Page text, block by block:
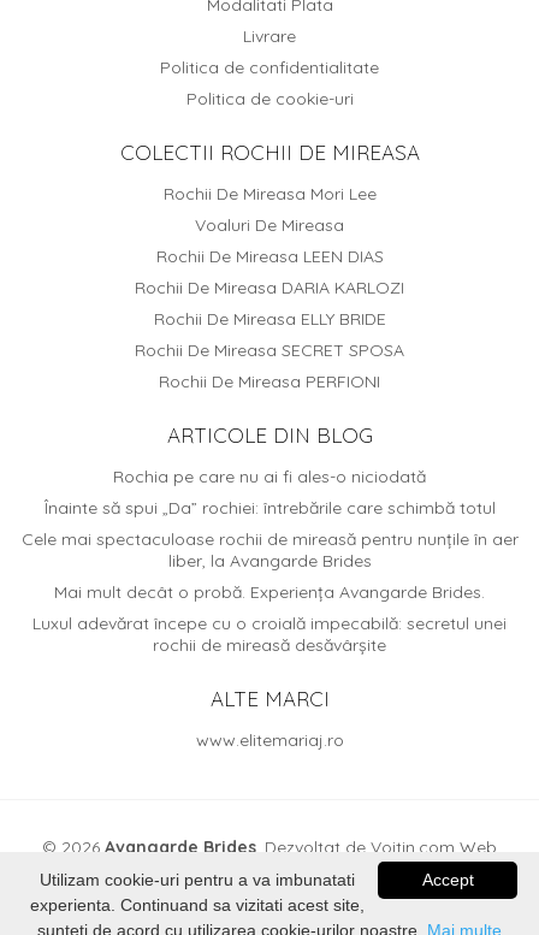
Modalitati Plata
Livrare
Politica de confidentialitate
Politica de cookie-uri
COLECTII ROCHII DE MIREASA
Rochii De Mireasa Mori Lee
Voaluri De Mireasa
Rochii De Mireasa LEEN DIAS
Rochii De Mireasa DARIA KARLOZI
Rochii De Mireasa ELLY BRIDE
Rochii De Mireasa SECRET SPOSA
Rochii De Mireasa PERFIONI
ARTICOLE DIN BLOG
Rochia pe care nu ai fi ales-o niciodată
Înainte să spui „Da” rochiei: întrebările care schimbă totul
Cele mai spectaculoase rochii de mireasă pentru nunțile în aer
liber, la Avangarde Brides
Mai mult decât o probă. Experiența Avangarde Brides.
Luxul adevărat începe cu o croială impecabilă: secretul unei
rochii de mireasă desăvârșite
ALTE MARCI
www.elitemariaj.ro
© 2026 Avangarde Brides . Dezvoltat de Voitin.com Web
Services
Accept
Utilizam cookie-uri pentru a va imbunatati
experienta. Continuand sa vizitati acest site,
sunteti de acord cu utilizarea cookie-urilor noastre. Mai multe